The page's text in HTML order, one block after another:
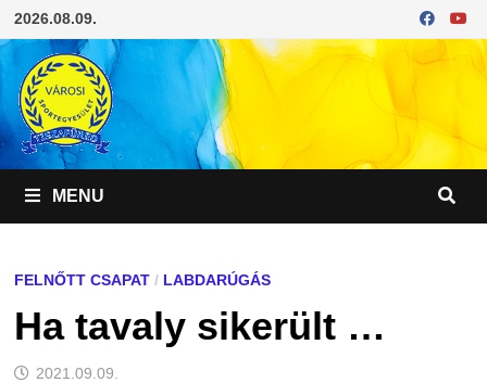
Skip
to
content
2026.08.09.
MENU
FELNŐTT CSAPAT/ LABDARÚGÁS
Ha tavaly sikerült …
2021.09.09.